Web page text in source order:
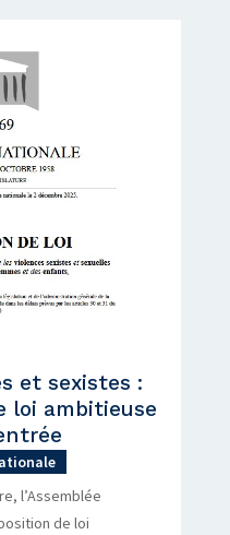
et sexistes :
loi ambitieuse
l’Assemblée
de loi